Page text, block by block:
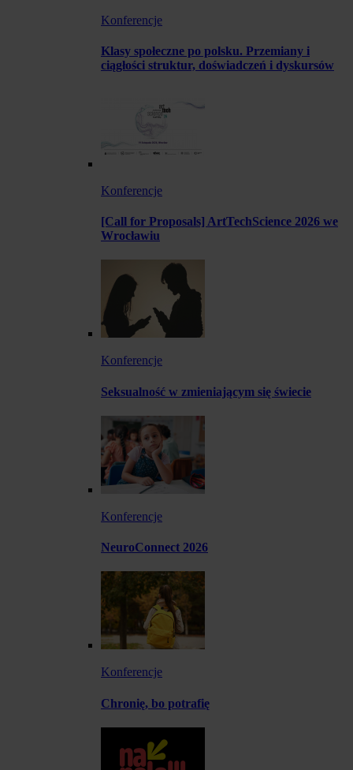
Konferencje
Klasy społeczne po polsku. Przemiany i
ciągłości struktur, doświadczeń i dyskursów
Konferencje
[Call for Proposals] ArtTechScience 2026 we
Wrocławiu
Konferencje
Seksualność w zmieniającym się świecie
Konferencje
NeuroConnect 2026
Konferencje
Chronię, bo potrafię